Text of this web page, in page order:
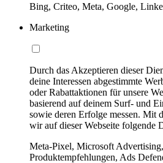
Bing, Criteo, Meta, Google,
Marketing
Durch das Akzeptieren dieser
deine Interessen abgestimmte
oder Rabattaktionen für unsere
basierend auf deinem Surf- und
sowie deren Erfolge messen. Mit
wir auf dieser Webseite folgende
Meta-Pixel, Microsoft
Produktempfehlungen, Ads